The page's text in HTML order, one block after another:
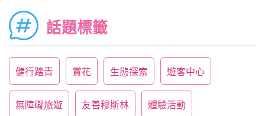
話題標籤
健行踏青 賞花 生態探索 遊客中心
無障礙旅遊 友善穆斯林 體驗活動